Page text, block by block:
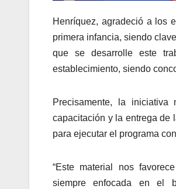
Henríquez, agradeció a los
primera infancia, siendo
que se desarrolle este
establecimiento, siendo
Precisamente, la
capacitación y la entrega de
para ejecutar el programa
“Este material nos
siempre enfocada en el